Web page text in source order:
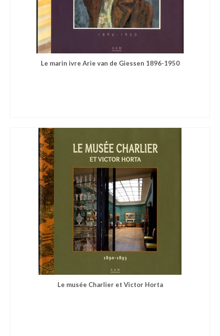
Le marin ivre Arie van de Giessen 1896-1950
Le musée Charlier et Victor Horta